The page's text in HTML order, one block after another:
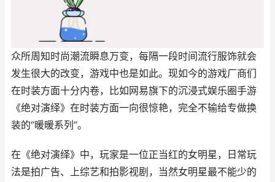
众所周知时尚潮流瞬息万变，每隔一段时间流行服饰就会
发生很大的改变，游戏中也是如此。现如今的游戏厂商们
在时装方面十分内卷，比如网易旗下的沉浸式娱乐圈手游
《绝对演绎》在时装方面一向很惊艳，完全不输给专做换
装的“暖暖系列”。
在《绝对演绎》中，玩家是一位正当红的女明星，日常玩
法是拍广告、上综艺和拍影视剧，当然女明星最不能少的